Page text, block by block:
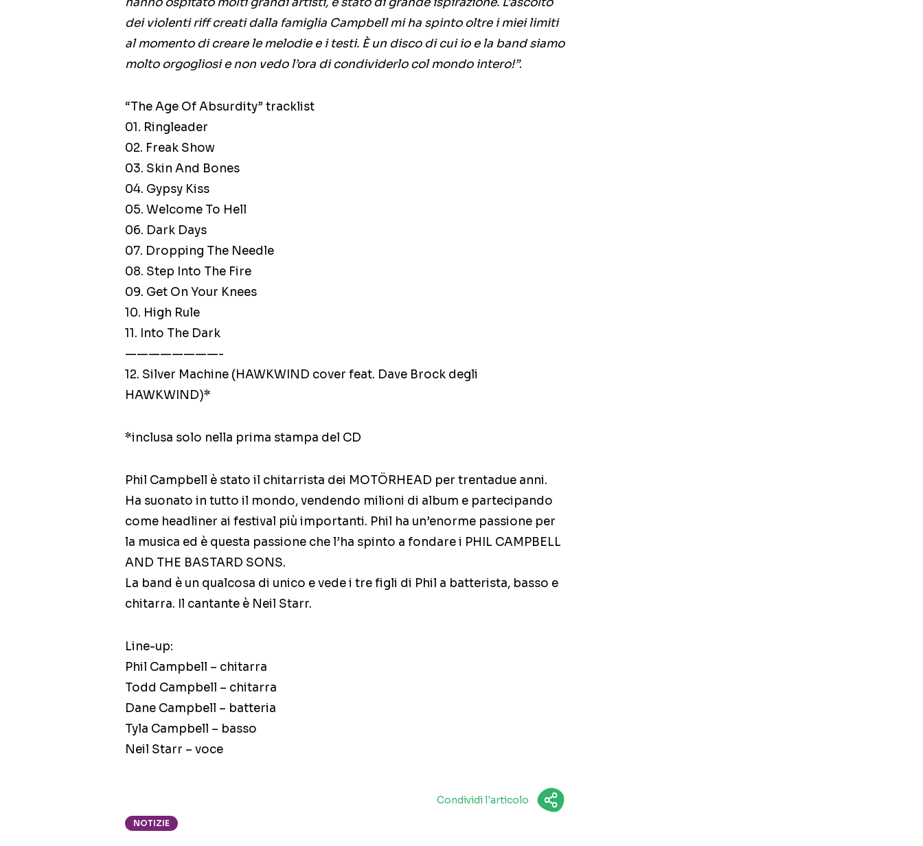
dei violenti riff creati dalla famiglia Campbell mi ha spinto oltre i miei limiti
al momento di creare le melodie e i testi. È un disco di cui io e la band siamo
molto orgogliosi e non vedo l’ora di condividerlo col mondo intero!”.
“The Age Of Absurdity” tracklist
01. Ringleader
02. Freak Show
03. Skin And Bones
04. Gypsy Kiss
05. Welcome To Hell
06. Dark Days
07. Dropping The Needle
08. Step Into The Fire
09. Get On Your Knees
10. High Rule
11. Into The Dark
————————-
12. Silver Machine (HAWKWIND cover feat. Dave Brock degli
HAWKWIND)*
*inclusa solo nella prima stampa del CD
Phil Campbell è stato il chitarrista dei MOTÖRHEAD per trentadue anni.
Ha suonato in tutto il mondo, vendendo milioni di album e partecipando
come headliner ai festival più importanti. Phil ha un’enorme passione per
la musica ed è questa passione che l’ha spinto a fondare i PHIL CAMPBELL
AND THE BASTARD SONS.
La band è un qualcosa di unico e vede i tre figli di Phil a batterista, basso e
chitarra. Il cantante è Neil Starr.
Line-up:
Phil Campbell – chitarra
Todd Campbell – chitarra
Dane Campbell – batteria
Tyla Campbell – basso
Neil Starr – voce
Condividi l'articolo
NOTIZIE